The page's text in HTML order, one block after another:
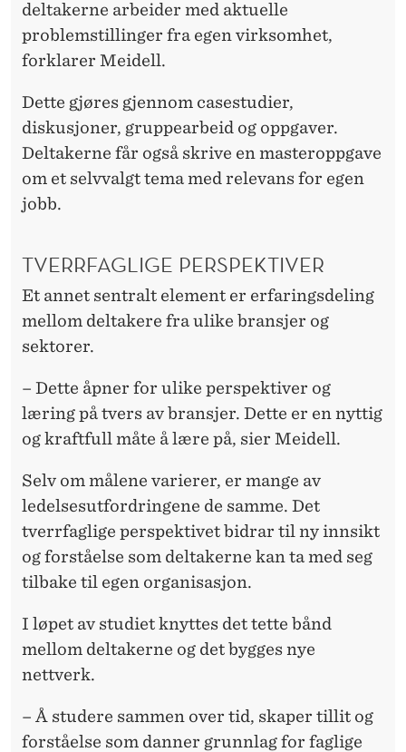
deltakerne arbeider med aktuelle
problemstillinger fra egen virksomhet,
forklarer Meidell.
Dette gjøres gjennom casestudier,
diskusjoner, gruppearbeid og oppgaver.
Deltakerne får også skrive en masteroppgave
om et selvvalgt tema med relevans for egen
jobb.
TVERRFAGLIGE PERSPEKTIVER
Et annet sentralt element er erfaringsdeling
mellom deltakere fra ulike bransjer og
sektorer.
– Dette åpner for ulike perspektiver og
læring på tvers av bransjer. Dette er en nyttig
og kraftfull måte å lære på, sier Meidell.
Selv om målene varierer, er mange av
ledelsesutfordringene de samme. Det
tverrfaglige perspektivet bidrar til ny innsikt
og forståelse som deltakerne kan ta med seg
tilbake til egen organisasjon.
I løpet av studiet knyttes det tette bånd
mellom deltakerne og det bygges nye
nettverk.
– Å studere sammen over tid, skaper tillit og
forståelse som danner grunnlag for faglige